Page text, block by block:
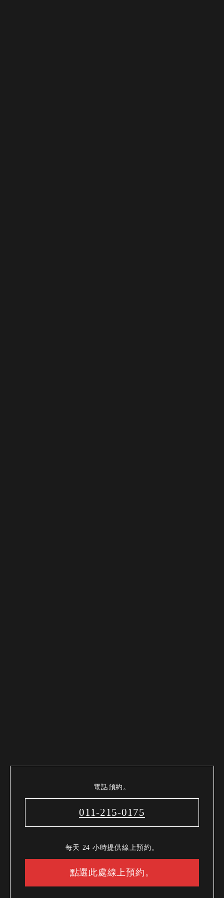
電話預約。
011-215-0175
每天 24 小時提供線上預約。
點選此處線上預約。